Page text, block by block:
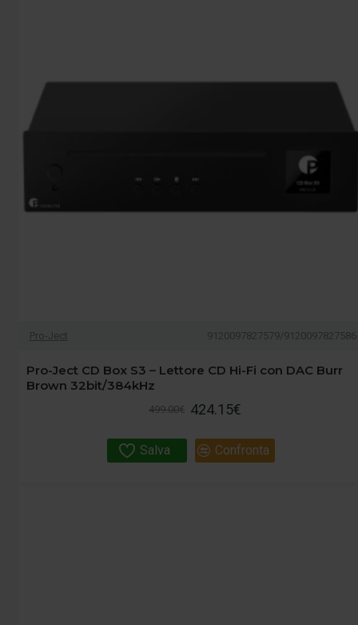
Pro-Ject 9120097827579/9120097827586
Pro-Ject CD Box S3 – Lettore CD Hi-Fi con DAC Burr
Brown 32bit/384kHz
424.15€
499.00€
Salva Confronta